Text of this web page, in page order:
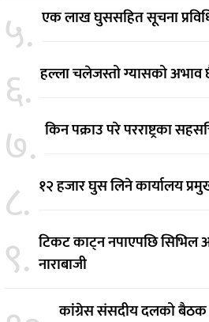
५. एक लाख घुससहित सूचना
६. हल्ला चलेजस्तो ग्यासको
७. किन पक्राउ परे परराष्ट्रका
८. १२ हजार घुस लिने कार्यालय
९. टिकट काट्न नपाएपछि सिभिल
नाराबाजी
कांग्रेस संसदीय दलको बैठक